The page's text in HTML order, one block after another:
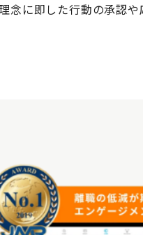
に即した行動の承認